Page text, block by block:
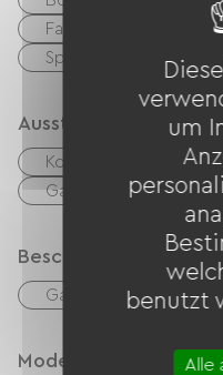
Fahrrad
Spielplatz
Ausstattung
Kostenloses WLAN
Gartenmöbel
Beschreibung
Garage
Modes de paiement
um
benutzt
Alle